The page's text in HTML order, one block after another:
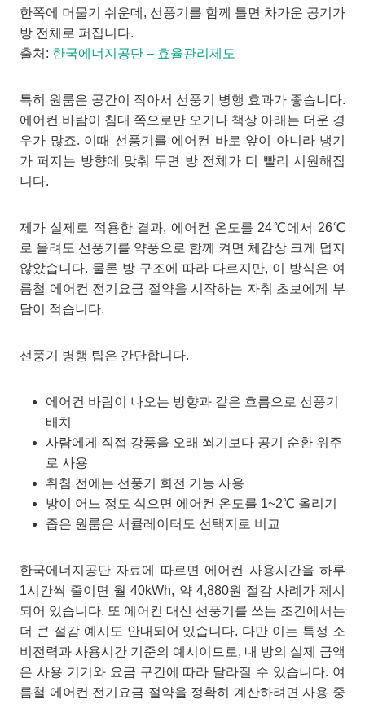
한쪽에 머물기 쉬운데, 선풍기를 함께 틀면 차가운 공기가
방 전체로 퍼집니다.
출처: 한국에너지공단 – 효율관리제도
특히 원룸은 공간이 작아서 선풍기 병행 효과가 좋습니다.
에어컨 바람이 침대 쪽으로만 오거나 책상 아래는 더운 경
우가 많죠. 이때 선풍기를 에어컨 바로 앞이 아니라 냉기
가 퍼지는 방향에 맞춰 두면 방 전체가 더 빨리 시원해집
니다.
제가 실제로 적용한 결과, 에어컨 온도를 24℃에서 26℃
로 올려도 선풍기를 약풍으로 함께 켜면 체감상 크게 덥지
않았습니다. 물론 방 구조에 따라 다르지만, 이 방식은 여
름철 에어컨 전기요금 절약을 시작하는 자취 초보에게 부
담이 적습니다.
선풍기 병행 팁은 간단합니다.
에어컨 바람이 나오는 방향과 같은 흐름으로 선풍기
배치
사람에게 직접 강풍을 오래 쐬기보다 공기 순환 위주
로 사용
취침 전에는 선풍기 회전 기능 사용
방이 어느 정도 식으면 에어컨 온도를 1~2℃ 올리기
좁은 원룸은 서큘레이터도 선택지로 비교
한국에너지공단 자료에 따르면 에어컨 사용시간을 하루
1시간씩 줄이면 월 40kWh, 약 4,880원 절감 사례가 제시
되어 있습니다. 또 에어컨 대신 선풍기를 쓰는 조건에서는
더 큰 절감 예시도 안내되어 있습니다. 다만 이는 특정 소
비전력과 사용시간 기준의 예시이므로, 내 방의 실제 금액
은 사용 기기와 요금 구간에 따라 달라질 수 있습니다. 여
름철 에어컨 전기요금 절약을 정확히 계산하려면 사용 중